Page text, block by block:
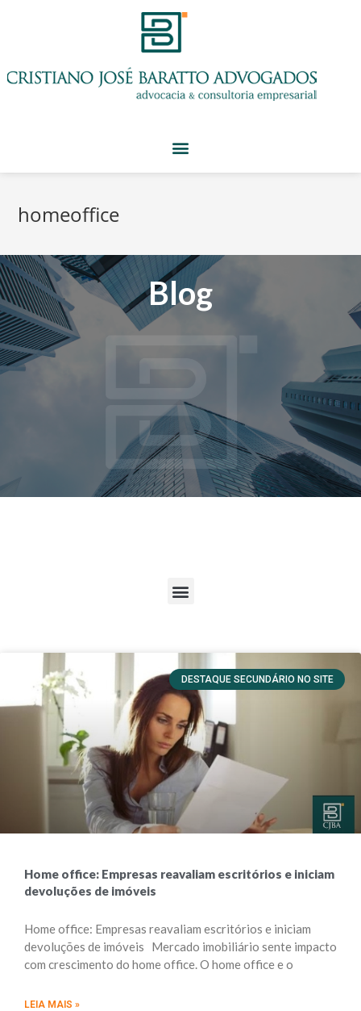
homeoffice
Blog
DESTAQUE SECUNDÁRIO NO SITE
Home office: Empresas reavaliam escritórios e iniciam
devoluções de imóveis
Home office: Empresas reavaliam escritórios e iniciam
devoluções de imóveis Mercado imobiliário sente impacto
com crescimento do home office. O home office e o
LEIA MAIS »